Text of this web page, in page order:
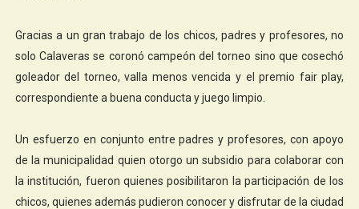
Gracias a un gran trabajo de los chicos, padres y profesores, no
solo Calaveras se coronó campeón del torneo sino que cosechó
goleador del torneo, valla menos vencida y el premio fair play,
correspondiente a buena conducta y juego limpio.
Un esfuerzo en conjunto entre padres y profesores, con apoyo
de la municipalidad quien otorgo un subsidio para colaborar con
la institución, fueron quienes posibilitaron la participación de los
chicos, quienes además pudieron conocer y disfrutar de la ciudad